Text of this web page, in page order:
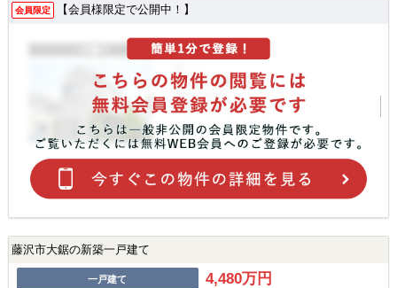
会員限定 【会員様限定で公開中！】
藤沢市大鋸の新築一戸建て
一戸建て 4,480万円